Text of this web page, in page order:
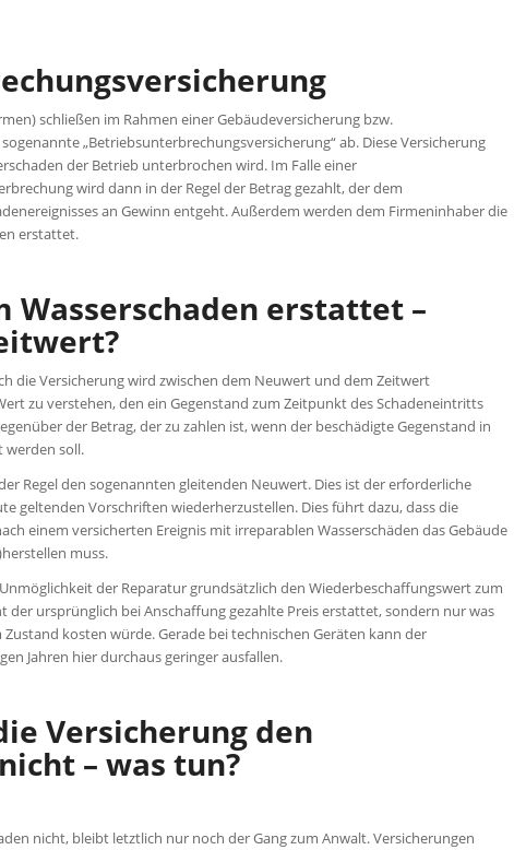
schließen im Rahmen einer Gebäudeversicherung bzw.
„Betriebsunterbrechungsversicherung“ ab. Diese Versicherung
der Betrieb unterbrochen wird. Im Falle einer
wird dann in der Regel der Betrag gezahlt, der dem
an Gewinn entgeht. Außerdem werden dem Firmeninhaber die
erstattet.
Wasserschaden erstattet –
die Versicherung wird zwischen dem Neuwert und dem Zeitwert
zu verstehen, den ein Gegenstand zum Zeitpunkt des Schadeneintritts
der Betrag, der zu zahlen ist, wenn der beschädigte Gegenstand in
werden soll.
Regel den sogenannten gleitenden Neuwert. Dies ist der erforderliche
geltenden Vorschriften wiederherzustellen. Dies führt dazu, dass die
einem versicherten Ereignis mit irreparablen Wasserschäden das Gebäude
muss.
der Reparatur grundsätzlich den Wiederbeschaffungswert zum
der ursprünglich bei Anschaffung gezahlte Preis erstattet, sondern nur was
kosten würde. Gerade bei technischen Geräten kann der
Jahren hier durchaus geringer ausfallen.
Versicherung den
– was tun?
nicht, bleibt letztlich nur noch der Gang zum Anwalt. Versicherungen